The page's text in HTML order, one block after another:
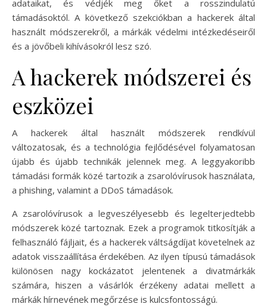
adataikat, és védjék meg őket a rosszindulatú
támadásoktól. A következő szekciókban a hackerek által
használt módszerekről, a márkák védelmi intézkedéseiről
és a jövőbeli kihívásokról lesz szó.
A hackerek módszerei és
eszközei
A hackerek által használt módszerek rendkívül
változatosak, és a technológia fejlődésével folyamatosan
újabb és újabb technikák jelennek meg. A leggyakoribb
támadási formák közé tartozik a zsarolóvírusok használata,
a phishing, valamint a DDoS támadások.
A zsarolóvírusok a legveszélyesebb és legelterjedtebb
módszerek közé tartoznak. Ezek a programok titkosítják a
felhasználó fájljait, és a hackerek váltságdíjat követelnek az
adatok visszaállítása érdekében. Az ilyen típusú támadások
különösen nagy kockázatot jelentenek a divatmárkák
számára, hiszen a vásárlók érzékeny adatai mellett a
márkák hírnevének megőrzése is kulcsfontosságú.